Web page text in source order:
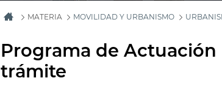
MATERIA MOVILIDAD Y URBANISMO
Programa de
trámite